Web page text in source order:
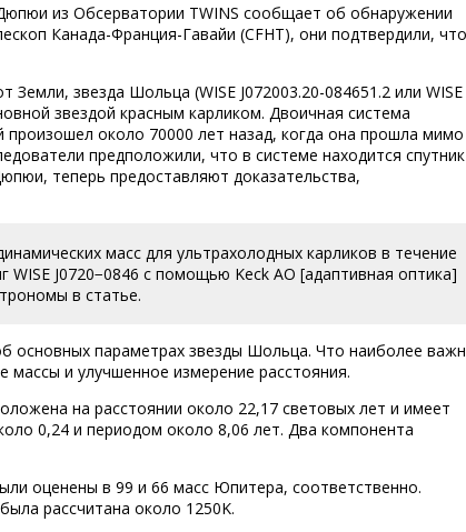
из Обсерватории TWINS сообщает об обнаружении
Канада-Франция-Гавайи (CFHT), они подтвердили,
звезда Шольца (WISE J072003.20-084651.2 или WISE
звездой красным карликом. Двоичная система
около 70000 лет назад, когда она прошла мимо
предположили, что в системе находится спутник
теперь предоставляют доказательства,
масс для ультрахолодных карликов в течение
J0720−0846 с помощью Keck AO [адаптивная оптика]
в статье.
параметрах звезды Шольца. Что наиболее
и улучшенное измерение расстояния.
на расстоянии около 22,17 световых лет и имеет
0,24 и периодом около 8,06 лет. Два компонента
оценены в 99 и 66 масс Юпитера, соответственно.
рассчитана около 1250K.